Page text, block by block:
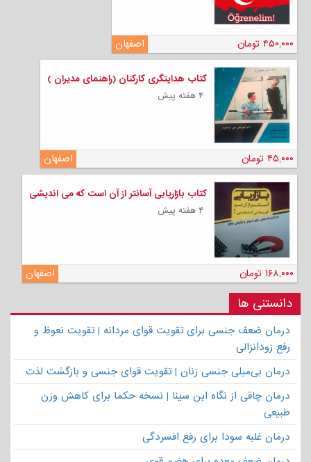
اصفهان ۴۵۰,۰۰۰ تومان
کتاب هدایتگری کارکنان (راهنمای مدیران )
۴ هفته پیش
اصفهان ۴۵,۰۰۰ تومان
کتاب بازاریابی آسانتر از آن است که می اندیشی
۴ هفته پیش
اصفهان ۱۶۸,۰۰۰ تومان
دانستنی ها
درمان ضعف جنسی برای تقویت قوای مردانه | تقویت نعوظ و
رفع زودانزالی
درمان بی‌میلی جنسی زنان | تقویت قوای جنسی و بازگشت لذت
درمان چاقی از نگاه ابن سینا | نسخه حکما برای کاهش وزن
طبیعی
درمان غلبه سودا برای رفع افسردگی